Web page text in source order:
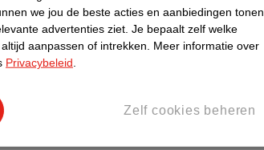
we jou de beste acties en aanbiedingen tonen
advertenties ziet. Je bepaalt zelf welke
aanpassen of intrekken.
Meer informatie over
Privacybeleid
Zelf cookies beheren